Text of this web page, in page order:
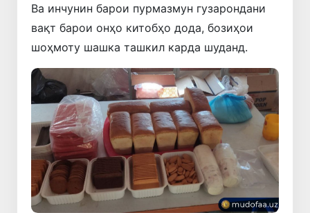
Ва инчунин барои пурмазмун гузарондани
вақт барои онҳо китобҳо дода, бозиҳои
шоҳмоту шашка ташкил карда шуданд.